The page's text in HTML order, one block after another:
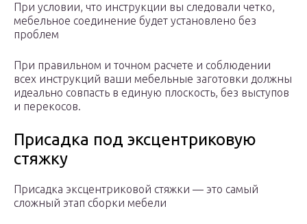
При условии, что инструкции вы следовали четко,
мебельное соединение будет установлено без
проблем
При правильном и точном расчете и соблюдении
всех инструкций ваши мебельные заготовки должны
идеально совпасть в единую плоскость, без выступов
и перекосов.
Присадка под эксцентриковую
стяжку
Присадка эксцентриковой стяжки — это самый
сложный этап сборки мебели